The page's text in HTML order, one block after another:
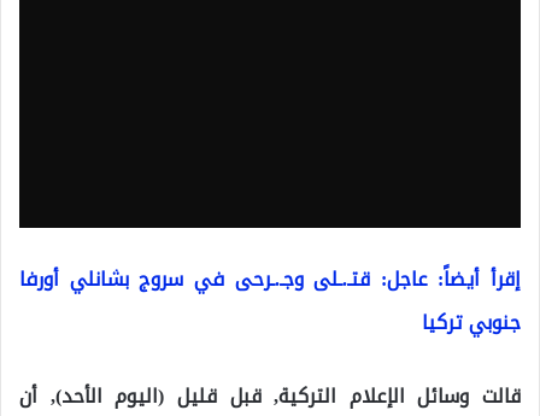
إقرأ أيضاً: عاجل: قتـ.ـلى وجـ.ـرحى في سروج بشانلي أورفا
جنوبي تركيا
قالت وسائل الإعلام التركية, قبل قليل (اليوم الأحد), أن